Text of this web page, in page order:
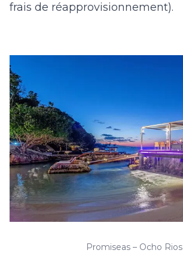
frais de réapprovisionnement).
Promiseas – Ocho Rios